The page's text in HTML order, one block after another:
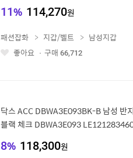
11% 114,270원
좋
패션잡화 지갑/벨트
남성지갑
좋아요
구매 66,712
닥스 ACC DBWA3E093BK-B 남성 반
블랙 체크 DBWA3E093
8% 118,300원